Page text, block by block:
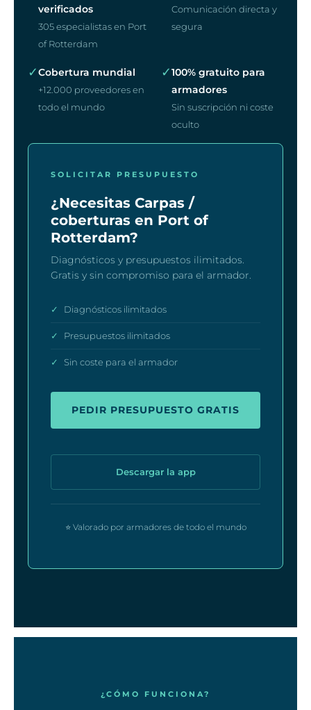
verificados
305 especialistas en Port
of Rotterdam
Comunicación directa y
segura
✓Cobertura mundial
+12.000 proveedores en
todo el mundo
✓100% gratuito para
armadores
Sin suscripción ni coste
oculto
SOLICITAR PRESUPUESTO
¿Necesitas Carpas /
coberturas en Port of
Rotterdam?
Diagnósticos y presupuestos ilimitados.
Gratis y sin compromiso para el armador.
✓ Diagnósticos ilimitados
✓ Presupuestos ilimitados
✓ Sin coste para el armador
PEDIR PRESUPUESTO GRATIS
Descargar la app
⭐ Valorado por armadores de todo el mundo
¿CÓMO FUNCIONA?